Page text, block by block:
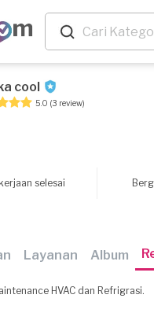
cool
5.0 (3 review)
selesai
Layanan Album
HVAC dan Refrigrasi.